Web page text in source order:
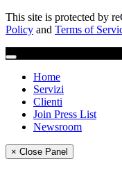
This site is protected by
Policy and Terms of
Home
Servizi
Clienti
Join Press List
Newsroom
× Close Panel